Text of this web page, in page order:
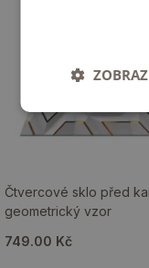
Čtvercové sklo před
geometrický vzor
749.00 Kč